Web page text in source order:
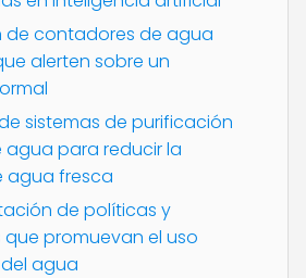
de contadores de agua
alerten sobre un
sistemas de purificación
agua para reducir la
agua fresca
de políticas y
promuevan el uso
agua